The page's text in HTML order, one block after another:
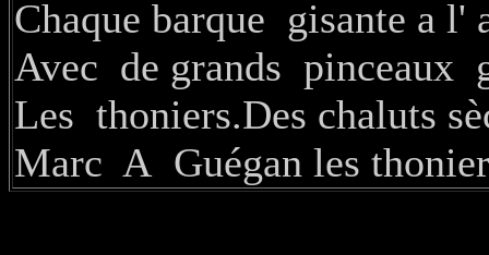
Chaque barque gisante a
Avec de grands pinceaux
Les thoniers.Des
Marc A Guégan les